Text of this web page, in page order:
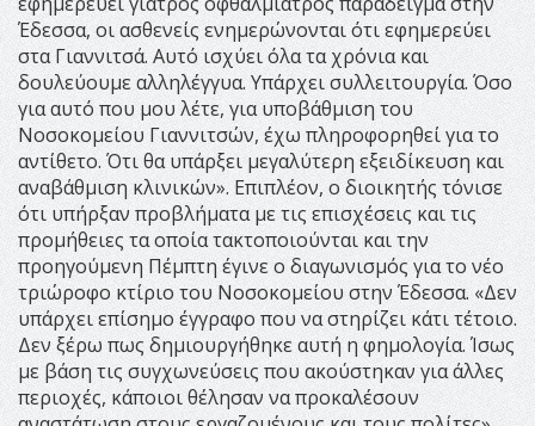
Έδεσσα, οι ασθενείς ενημερώνονται ότι εφημερεύει
στα Γιαννιτσά. Αυτό ισχύει όλα τα χρόνια και
δουλεύουμε αλληλέγγυα. Υπάρχει συλλειτουργία. Όσο
για αυτό που μου λέτε, για υποβάθμιση του
Νοσοκομείου Γιαννιτσών, έχω πληροφορηθεί για το
αντίθετο. Ότι θα υπάρξει μεγαλύτερη εξειδίκευση και
αναβάθμιση κλινικών». Επιπλέον, ο διοικητής τόνισε
ότι υπήρξαν προβλήματα με τις επισχέσεις και τις
προμήθειες τα οποία τακτοποιούνται και την
προηγούμενη Πέμπτη έγινε ο διαγωνισμός για το νέο
τριώροφο κτίριο του Νοσοκομείου στην Έδεσσα. «Δεν
υπάρχει επίσημο έγγραφο που να στηρίζει κάτι τέτοιο.
Δεν ξέρω πως δημιουργήθηκε αυτή η φημολογία. Ίσως
με βάση τις συγχωνεύσεις που ακούστηκαν για άλλες
περιοχές, κάποιοι θέλησαν να προκαλέσουν